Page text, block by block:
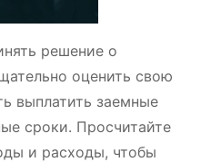
решение о
оценить свою
выплатить заемные
сроки. Просчитайте
и расходы, чтобы